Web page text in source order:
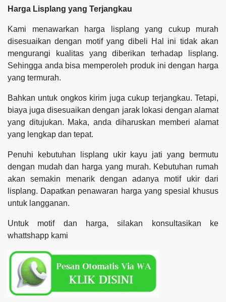
Harga Lisplang yang Terjangkau
Kami menawarkan harga lisplang yang cukup murah
disesuaikan dengan motif yang dibeli Hal ini tidak akan
mengurangi kualitas yang diberikan terhadap lisplang.
Sehingga anda bisa memperoleh produk ini dengan harga
yang termurah.
Bahkan untuk ongkos kirim juga cukup terjangkau. Tetapi,
biaya juga disesuaikan dengan jarak lokasi dengan alamat
yang ditujukan. Maka, anda diharuskan memberi alamat
yang lengkap dan tepat.
Penuhi kebutuhan lisplang ukir kayu jati yang bermutu
dengan mudah dan harga yang murah. Kebutuhan rumah
akan semakin menarik dengan adanya motif ukir dari
lisplang. Dapatkan penawaran harga yang spesial khusus
untuk langganan.
Untuk motif dan harga, silakan konsultasikan ke
whattshapp kami